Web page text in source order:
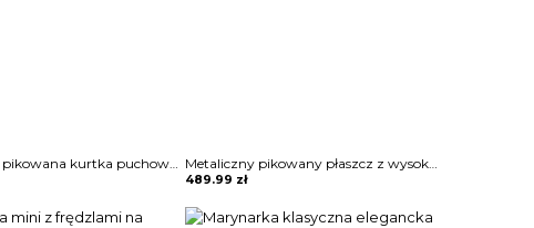
Oversizowa pikowana kurtka puchowa z kapturem Thamara Metaliczny pikowany płaszcz z wysoką stójką Mako
489.99 zł